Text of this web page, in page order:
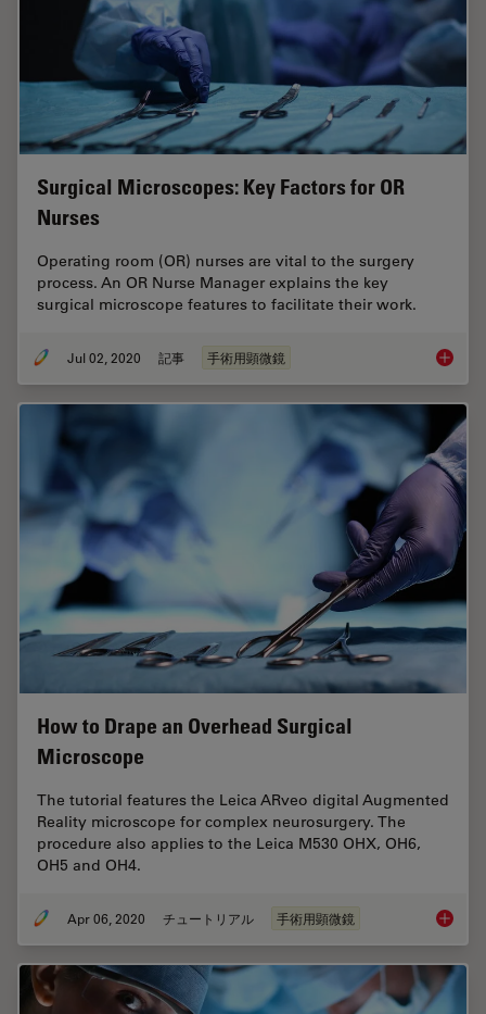
Surgical Microscopes: Key Factors for OR
Nurses
Operating room (OR) nurses are vital to the surgery
process. An OR Nurse Manager explains the key
surgical microscope features to facilitate their work.
Jul 02, 2020 記事 手術用顕微鏡
How to Drape an Overhead Surgical
Microscope
The tutorial features the Leica ARveo digital Augmented
Reality microscope for complex neurosurgery. The
procedure also applies to the Leica M530 OHX, OH6,
OH5 and OH4.
Apr 06, 2020 チュートリアル 手術用顕微鏡 How to